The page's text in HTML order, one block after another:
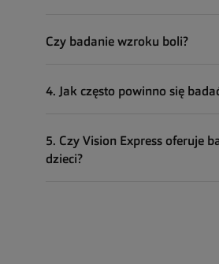
Czy badanie wzroku boli?
4. Jak często powinno się
5. Czy Vision Express oferuje
dzieci?